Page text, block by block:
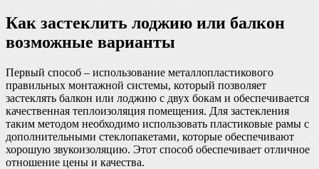
Как застеклить лоджию или балкон
возможные варианты
Первый способ – использование металлопластикового
правильных монтажной системы, который позволяет
застеклять балкон или лоджию с двух бокам и обеспечивается
качественная теплоизоляция помещения. Для застекления
таким методом необходимо использовать пластиковые рамы с
дополнительными стеклопакетами, которые обеспечивают
хорошую звукоизоляцию. Этот способ обеспечивает отличное
отношение цены и качества.